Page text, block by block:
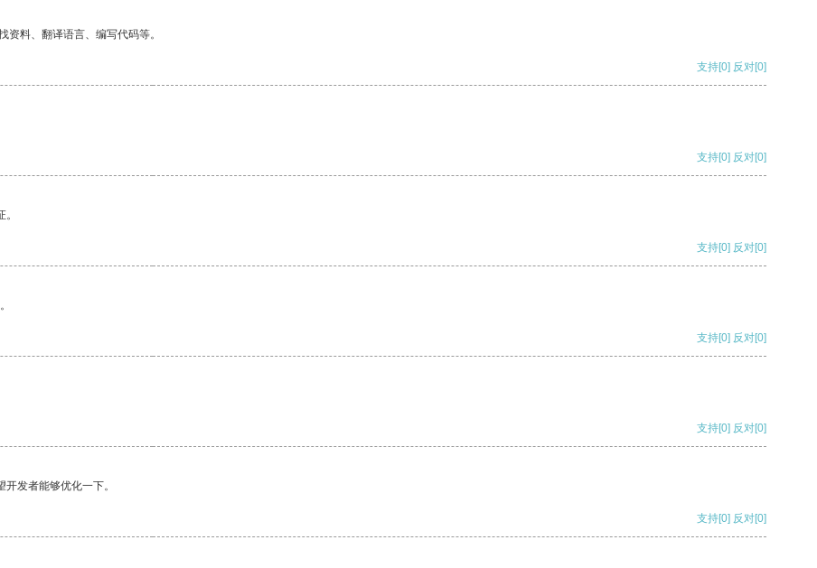
料、翻译语言、编写代码等。
支持[0] 反对[0]
支持[0] 反对[0]
支持[0] 反对[0]
支持[0] 反对[0]
支持[0] 反对[0]
发者能够优化一下。
支持[0] 反对[0]